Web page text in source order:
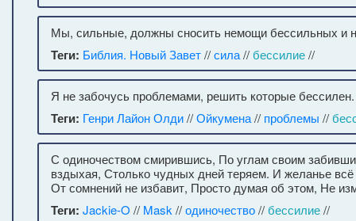
Мы, сильные, должны сносить немощи бессильных и
Теги: Библия. Новый Завет//сила//бессилие//
Я не забочусь проблемами, решить которые бессилен.
Теги: Генри Лайон Олди//Ойкумена// проблемы //
С одиночеством смирившись, По углам своим
вздыхая, Столько чудных дней теряем. И желанье всё
От сомнений не избавит, Просто думая об этом, Не
Теги: Jackie-O // Mask //одиночество//бессилие//